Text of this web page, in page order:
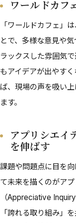
ワールドカフ
「ワールドカフェ」
とで、多様な意見や
ラックスした雰囲気
もアイデアが出やす
ば、現場の声を吸い
ます。
アプリシエイ
を伸ばす
課題や問題点に目を
て未来を描くのがア
（Appreciative
「誇れる取り組み」